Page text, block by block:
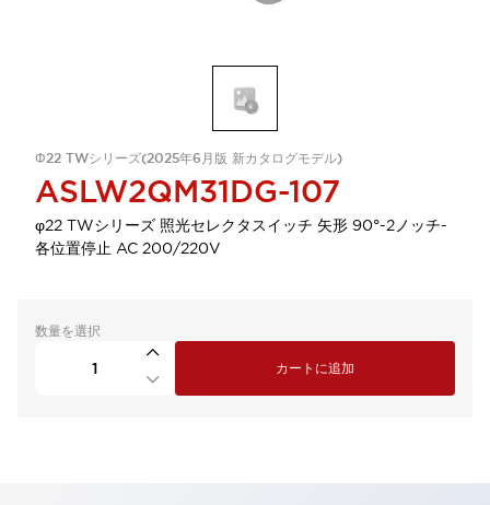
Φ22 TWシリーズ(2025年6月版 新カタログモデル)
ASLW2QM31DG-107
φ22 TWシリーズ 照光セレクタスイッチ 矢形 90°-2ノッチ-
各位置停止 AC 200/220V
数量を選択
カートに追加